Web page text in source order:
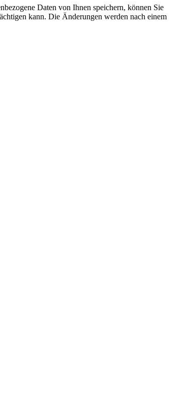
Daten von Ihnen speichern, können Sie
kann. Die Änderungen werden nach einem